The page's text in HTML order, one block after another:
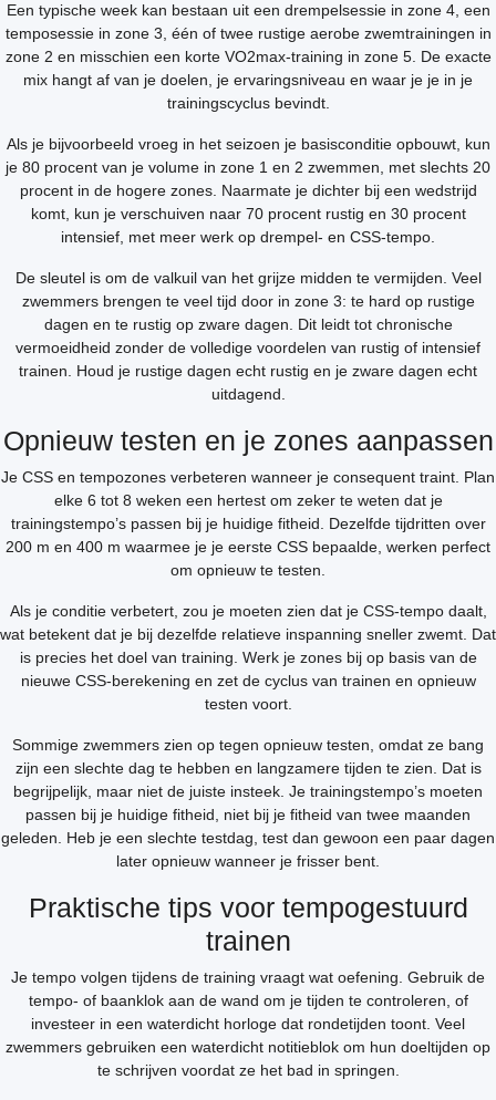
Een typische week kan bestaan uit een drempelsessie in zone 4, een
temposessie in zone 3, één of twee rustige aerobe zwemtrainingen in
zone 2 en misschien een korte VO2max-training in zone 5. De exacte
mix hangt af van je doelen, je ervaringsniveau en waar je je in je
trainingscyclus bevindt.
Als je bijvoorbeeld vroeg in het seizoen je basisconditie opbouwt, kun
je 80 procent van je volume in zone 1 en 2 zwemmen, met slechts 20
procent in de hogere zones. Naarmate je dichter bij een wedstrijd
komt, kun je verschuiven naar 70 procent rustig en 30 procent
intensief, met meer werk op drempel- en CSS-tempo.
De sleutel is om de valkuil van het grijze midden te vermijden. Veel
zwemmers brengen te veel tijd door in zone 3: te hard op rustige
dagen en te rustig op zware dagen. Dit leidt tot chronische
vermoeidheid zonder de volledige voordelen van rustig of intensief
trainen. Houd je rustige dagen echt rustig en je zware dagen echt
uitdagend.
Opnieuw testen en je zones aanpassen
Je CSS en tempozones verbeteren wanneer je consequent traint. Plan
elke 6 tot 8 weken een hertest om zeker te weten dat je
trainingstempo’s passen bij je huidige fitheid. Dezelfde tijdritten over
200 m en 400 m waarmee je je eerste CSS bepaalde, werken perfect
om opnieuw te testen.
Als je conditie verbetert, zou je moeten zien dat je CSS-tempo daalt,
wat betekent dat je bij dezelfde relatieve inspanning sneller zwemt. Dat
is precies het doel van training. Werk je zones bij op basis van de
nieuwe CSS-berekening en zet de cyclus van trainen en opnieuw
testen voort.
Sommige zwemmers zien op tegen opnieuw testen, omdat ze bang
zijn een slechte dag te hebben en langzamere tijden te zien. Dat is
begrijpelijk, maar niet de juiste insteek. Je trainingstempo’s moeten
passen bij je huidige fitheid, niet bij je fitheid van twee maanden
geleden. Heb je een slechte testdag, test dan gewoon een paar dagen
later opnieuw wanneer je frisser bent.
Praktische tips voor tempogestuurd
trainen
Je tempo volgen tijdens de training vraagt wat oefening. Gebruik de
tempo- of baanklok aan de wand om je tijden te controleren, of
investeer in een waterdicht horloge dat rondetijden toont. Veel
zwemmers gebruiken een waterdicht notitieblok om hun doeltijden op
te schrijven voordat ze het bad in springen.